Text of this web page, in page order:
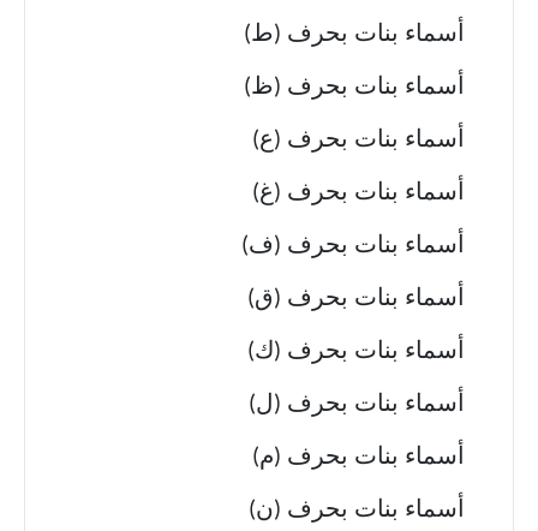
أسماء بنات بحرف (ط)
أسماء بنات بحرف (ظ)
أسماء بنات بحرف (ع)
أسماء بنات بحرف (غ)
أسماء بنات بحرف (ف)
أسماء بنات بحرف (ق)
أسماء بنات بحرف (ك)
أسماء بنات بحرف (ل)
أسماء بنات بحرف (م)
أسماء بنات بحرف (ن)